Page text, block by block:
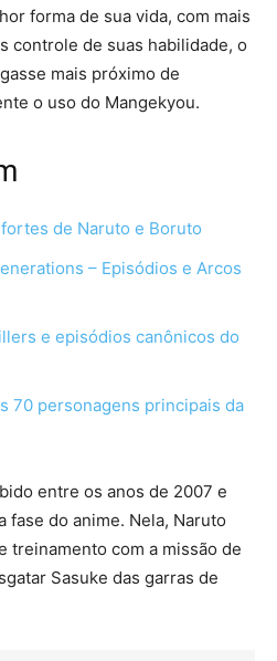
forma de sua vida, com mais
controle de suas habilidade, o
mais próximo de
o uso do Mangekyou.
de Naruto e Boruto
– Episódios e Arcos
e episódios canônicos do
70 personagens principais da
entre os anos de 2007 e
fase do anime. Nela, Naruto
treinamento com a missão de
Sasuke das garras de